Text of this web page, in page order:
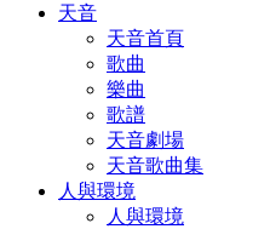
天音
天音首頁
歌曲
樂曲
歌譜
天音劇場
天音歌曲集
人與環境
人與環境